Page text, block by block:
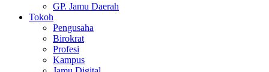
GP. Jamu Daerah
Tokoh
Pengusaha
Birokrat
Profesi
Kampus